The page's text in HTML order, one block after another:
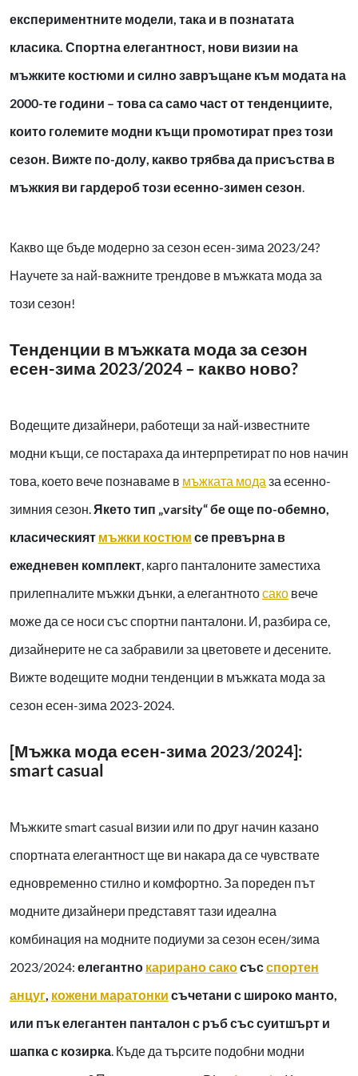
експериментните модели, така и в познатата
класика. Спортна елегантност, нови визии на
мъжките костюми и силно завръщане към модата на
2000-те години – това са само част от тенденциите,
които големите модни къщи промотират през този
сезон. Вижте по-долу, какво трябва да присъства в
мъжкия ви гардероб този есенно-зимен сезон.
Какво ще бъде модерно за сезон есен-зима 2023/24?
Научете за най-важните трендове в мъжката мода за
този сезон!
Тенденции в мъжката мода за сезон
есен-зима 2023/2024 – какво ново?
Водещите дизайнери, работещи за най-известните
модни къщи, се постараха да интерпретират по нов начин
това, което вече познаваме в мъжката мода за есенно-
зимния сезон.Якето тип „varsity“ бе още по-обемно,
класическият мъжки костюм се превърна в
ежедневен комплект, карго панталоните заместиха
прилепналите мъжки дънки, а елегантнотосако вече
може да се носи със спортни панталони. И, разбира се,
дизайнерите не са забравили за цветовете и десените.
Вижте водещите модни тенденции в мъжката мода за
сезон есен-зима 2023-2024.
[Мъжка мода есен-зима 2023/2024]:
smart casual
Мъжките smart casual визии или по друг начин казано
спортната елегантност ще ви накара да се чувствате
едновременно стилно и комфортно. За пореден път
модните дизайнери представят тази идеална
комбинация на модните подиуми за сезон есен/зима
2023/2024: елегантно карирано сакосъсспортен
анцуг, кожени маратонки съчетани с широко манто,
или пък елегантен панталон с ръб със суитшърт и
шапка с козирка. Къде да търсите подобни модни